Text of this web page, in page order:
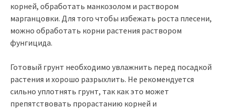
корней, обработать манкозолом и раствором
марганцовки. Для того чтобы избежать роста плесени,
можно обработать корни растения раствором
фунгицида.
Готовый грунт необходимо увлажнить перед посадкой
растения и хорошо разрыхлить. Не рекомендуется
сильно уплотнять грунт, так как это может
препятствовать прорастанию корней и